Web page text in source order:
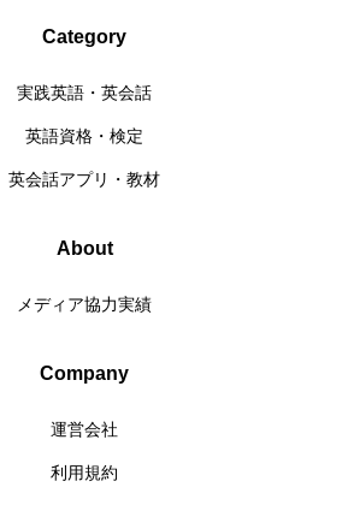
Category
実践英語・英会話
英語資格・検定
英会話アプリ・教材
About
メディア協力実績
Company
運営会社
利用規約